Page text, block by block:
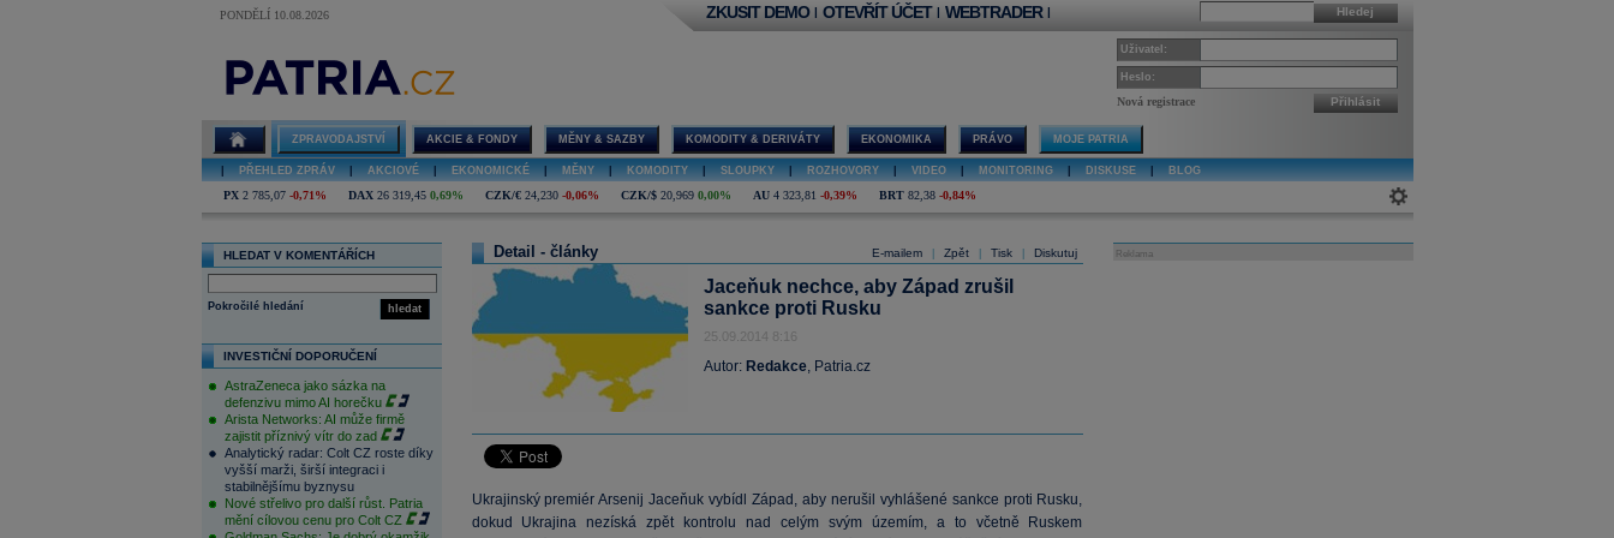
PONDĚLÍ 10.08.2026 Hledej
ZKUSIT DEMO | OTEVŘÍT ÚČET | WEBTRADER |
Uživatel:
Heslo:
Nová registrace Přihlásit
ZPRAVODAJSTVÍ AKCIE & FONDY MĚNY & SAZBY KOMODITY & DERIVÁTY EKONOMIKA PRÁVO MOJE PATRIA
PŘEHLED ZPRÁV AKCIOVÉ EKONOMICKÉ MĚNY KOMODITY SLOUPKY ROZHOVORY VIDEO MONITORING DISKUSE BLOG
PX 2 785,07 -0,71% DAX 26 319,45 0,69% CZK/€ 24,230 -0,06% CZK/$ 20,969 0,00% AU 4 323,81 -0,39% BRT 82,38 -0,84%
HLEDAT V KOMENTÁŘÍCH
hledat
Pokročilé hledání
INVESTIČNÍ DOPORUČENÍ
AstraZeneca jako sázka na
defenzivu mimo AI horečku
Arista Networks: AI může firmě
zajistit příznivý vítr do zad
Analytický radar: Colt CZ roste díky
vyšší marži, širší integraci i
stabilnějšímu byznysu
Nové střelivo pro další růst. Patria
mění cílovou cenu pro Colt CZ
E-mailem Zpět Tisk Diskutuj
Detail - články
Jaceňuk nechce, aby Západ zrušil
sankce proti Rusku
25.09.2014 8:16
Autor: Redakce, Patria.cz
Ukrajinský premiér Arsenij Jaceňuk vybídl Západ, aby nerušil vyhlášené sankce proti Rusku,
dokud Ukrajina nezíská zpět kontrolu nad celým svým územím, a to včetně Ruskem
Reklama